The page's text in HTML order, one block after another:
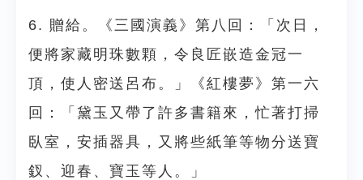
6. 贈給。《三國演義》第八回：「次日，
便將家藏明珠數顆，令良匠嵌造金冠一
頂，使人密送呂布。」《紅樓夢》第一六
回：「黛玉又帶了許多書籍來，忙著打掃
臥室，安插器具，又將些紙筆等物分送寶
釵、迎春、寶玉等人。」